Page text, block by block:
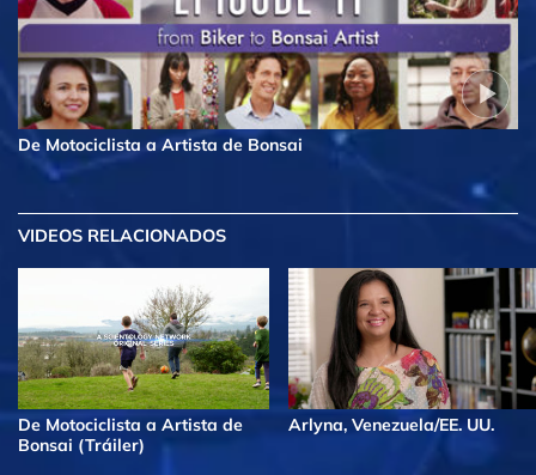
De Motociclista a Artista de Bonsai
VIDEOS RELACIONADOS
De Motociclista a Artista de
Bonsai (Tráiler)
Arlyna, Venezuela/EE. UU.